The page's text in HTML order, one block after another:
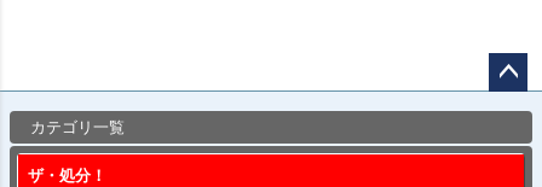
カテゴリ一覧
ザ・処分！
ップ